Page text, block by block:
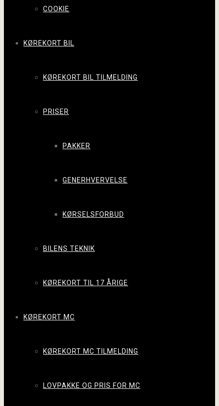
COOKIE
KØREKORT BIL
KØREKORT BIL TILMELDING
PRISER
PAKKER
GENERHVERVELSE
KØRSELSFORBUD
BILENS TEKNIK
KØREKORT TIL 17 ÅRIGE
KØREKORT MC
KØREKORT MC TILMELDING
LOVPAKKE OG PRIS FOR MC